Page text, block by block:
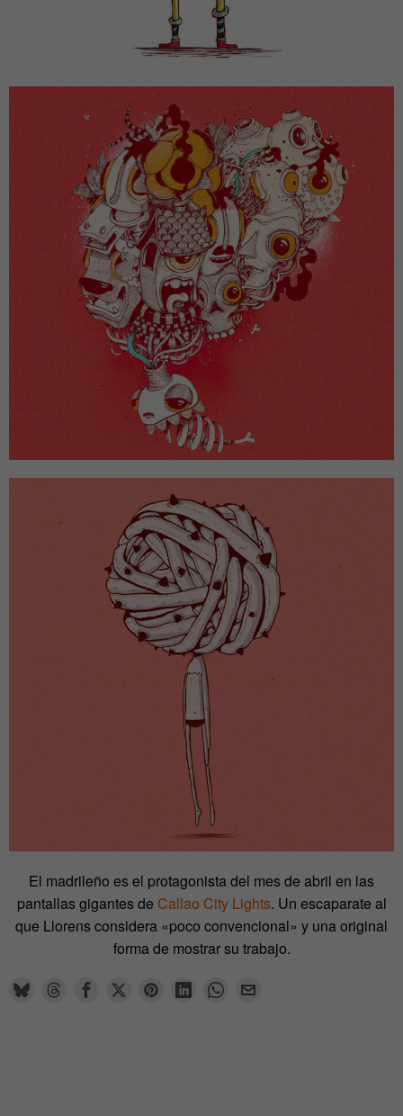
El madrileño es el protagonista del mes de abril en las
pantallas gigantes de Callao City Lights. Un escaparate al
que Llorens considera «poco convencional» y una original
forma de mostrar su trabajo.